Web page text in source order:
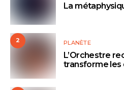
La
2 PLANÈTE
L’Orchestre
transforme les